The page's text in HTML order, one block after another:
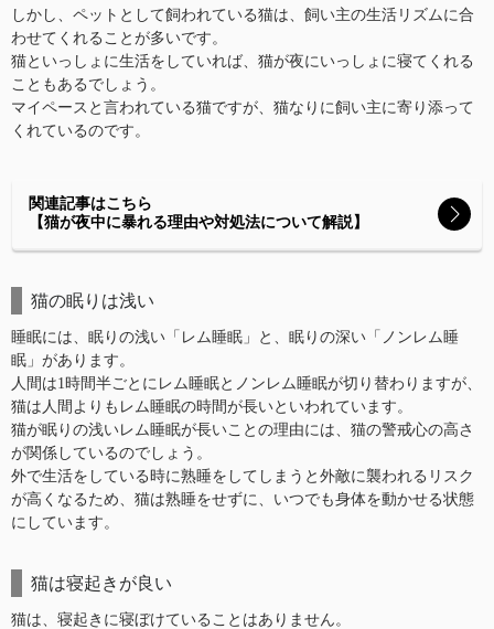
しかし、ペットとして飼われている猫は、飼い主の生活リズムに合
わせてくれることが多いです。
猫といっしょに生活をしていれば、猫が夜にいっしょに寝てくれる
こともあるでしょう。
マイペースと言われている猫ですが、猫なりに飼い主に寄り添って
くれているのです。
関連記事はこちら
【猫が夜中に暴れる理由や対処法について解説】
猫の眠りは浅い
睡眠には、眠りの浅い「レム睡眠」と、眠りの深い「ノンレム睡
眠」があります。
人間は1時間半ごとにレム睡眠とノンレム睡眠が切り替わりますが、
猫は人間よりもレム睡眠の時間が長いといわれています。
猫が眠りの浅いレム睡眠が長いことの理由には、猫の警戒心の高さ
が関係しているのでしょう。
外で生活をしている時に熟睡をしてしまうと外敵に襲われるリスク
が高くなるため、猫は熟睡をせずに、いつでも身体を動かせる状態
にしています。
猫は寝起きが良い
猫は、寝起きに寝ぼけていることはありません。